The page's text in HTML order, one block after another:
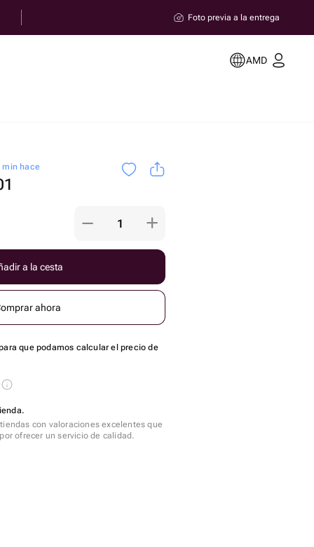
Foto previa a la entrega
AMD
min hace
a la cesta
ahora
que podamos calcular el precio de
con valoraciones excelentes que
ofrecer un servicio de calidad.